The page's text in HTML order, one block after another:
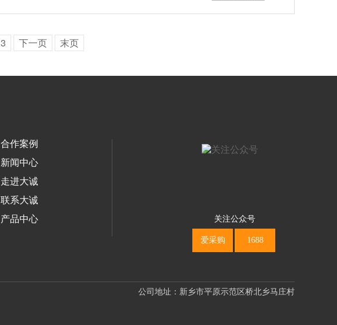
3 下一页 末页
合作案例
新闻中心
走进大诚
联系大诚
产品中心
关注公众号
爱采购 1688
公司地址：新乡市平原示范区桥北乡马庄村